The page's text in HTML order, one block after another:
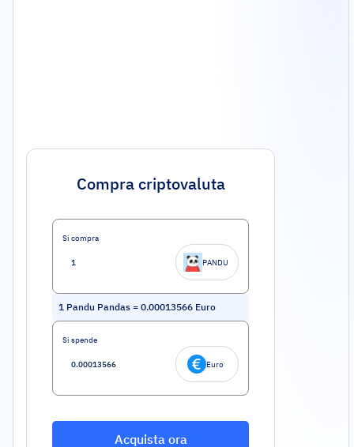
Compra criptovaluta
Si compra
PANDU
1 Pandu Pandas = 0.00013566 Euro
Si spende
Euro
Acquista ora